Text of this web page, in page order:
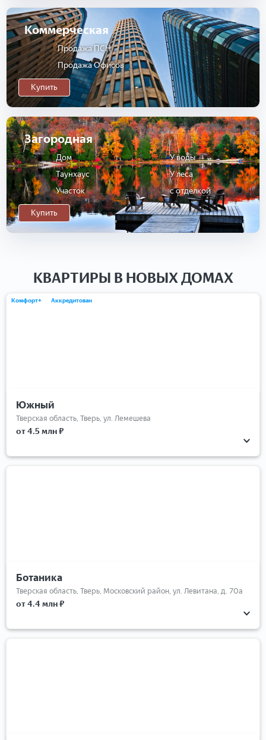
Коммерческая
Продажа ПСН
Продажа Офисов
Купить
Загородная
Дом
Таунхаус
Участок
У воды
У леса
с отделкой
Купить
КВАРТИРЫ В НОВЫХ ДОМАХ
Комфорт+ Аккредитован
Южный
Тверская область, Тверь, ул. Лемешева
от 4.5 млн ₽
Ботаника
Тверская область, Тверь, Московский район, ул. Левитана, д. 70а
от 4.4 млн ₽